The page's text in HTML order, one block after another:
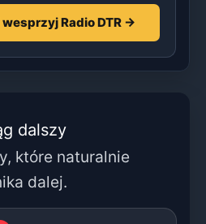
Radio DTR →
dalszy
które naturalnie
dalej.